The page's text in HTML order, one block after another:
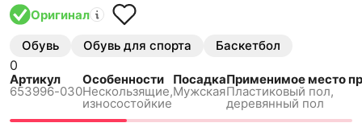
Оригинал
Обувь Обувь для спорта Баскетбол
0
Артикул
653996-030
Особенности
Нескользящиe,
износостойкие
Посадка
Мужская
Применимое место
Пластиковый пол,
деревянный пол